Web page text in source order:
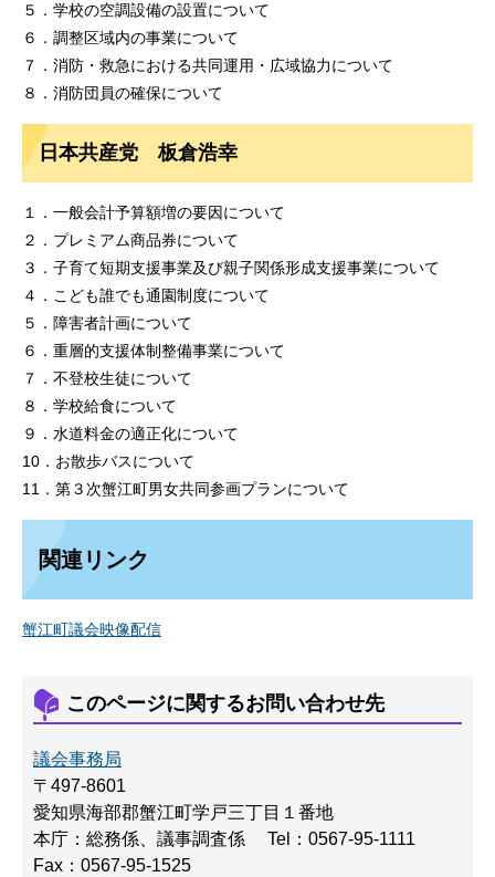
５．学校の空調設備の設置について
６．調整区域内の事業について
７．消防・救急における共同運用・広域協力について
８．消防団員の確保について
日本共産党 板倉浩幸
１．一般会計予算額増の要因について
２．プレミアム商品券について
３．子育て短期支援事業及び親子関係形成支援事業について
４．こども誰でも通園制度について
５．障害者計画について
６．重層的支援体制整備事業について
７．不登校生徒について
８．学校給食について
９．水道料金の適正化について
10．お散歩バスについて
11．第３次蟹江町男女共同参画プランについて
関連リンク
蟹江町議会映像配信
このページに関するお問い合わせ先
議会事務局
〒497-8601
愛知県海部郡蟹江町学戸三丁目１番地
本庁：総務係、議事調査係
Tel：0567-95-1111
Fax：0567-95-1525